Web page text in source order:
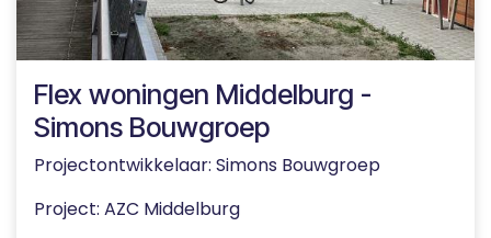
Flex woningen Middelburg -
Simons Bouwgroep
Projectontwikkelaar: Simons Bouwgroep
Project: AZC Middelburg